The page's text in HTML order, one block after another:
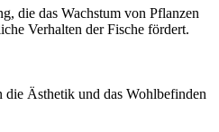
die das Wachstum von Pflanzen
Verhalten der Fische fördert.
die Ästhetik und das Wohlbefinden